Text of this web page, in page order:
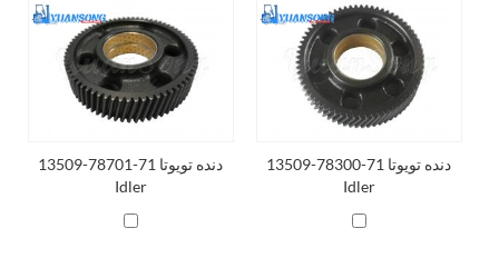
13509-78701-71 دنده تویوتا
Idler
13509-78300-71 دنده تویوتا
Idler